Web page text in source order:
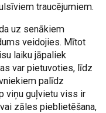
traucējumiem.
uz senākiem
veidojies. Mītot
laiku jāpaliek
var pietuvoties, līdz
palīdz
viņu guļvietu viss ir
zāles pieblietēšana,